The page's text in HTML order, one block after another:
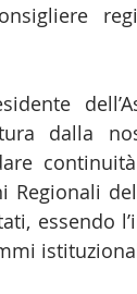
dalla
essendo